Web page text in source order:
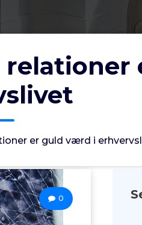
er guld værd i
0